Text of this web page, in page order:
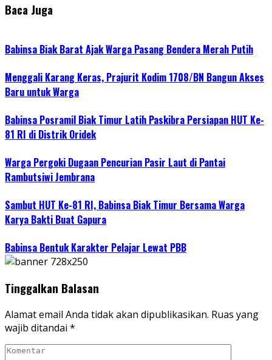
Baca Juga
Babinsa Biak Barat Ajak Warga Pasang Bendera Merah Putih
Menggali Karang Keras, Prajurit Kodim 1708/BN Bangun Akses
Baru untuk Warga
Babinsa Posramil Biak Timur Latih Paskibra Persiapan HUT Ke-
81 RI di Distrik Oridek
Warga Pergoki Dugaan Pencurian Pasir Laut di Pantai
Rambutsiwi Jembrana
Sambut HUT Ke-81 RI, Babinsa Biak Timur Bersama Warga
Karya Bakti Buat Gapura
Babinsa Bentuk Karakter Pelajar Lewat PBB
Tinggalkan Balasan
Alamat email Anda tidak akan dipublikasikan. Ruas yang
wajib ditandai *